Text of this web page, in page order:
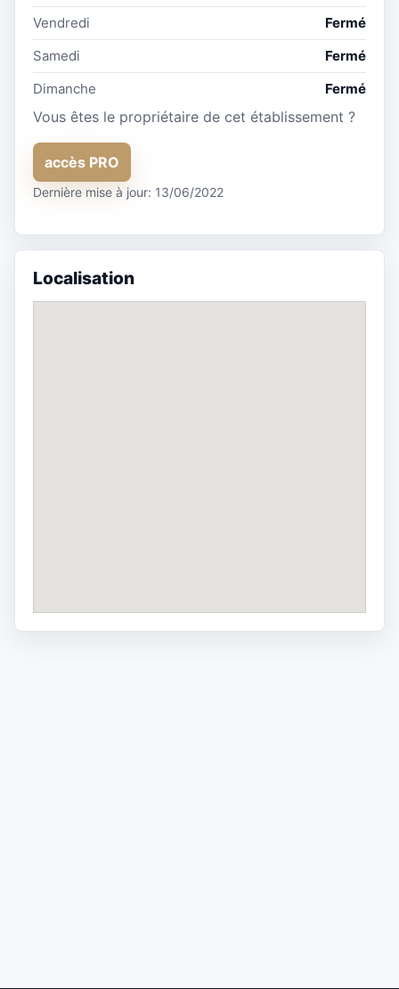
Vendredi
Fermé
Samedi
Fermé
Dimanche
Fermé
Vous êtes le propriétaire de cet établissement ?
accès PRO
Dernière mise à jour: 13/06/2022
Localisation